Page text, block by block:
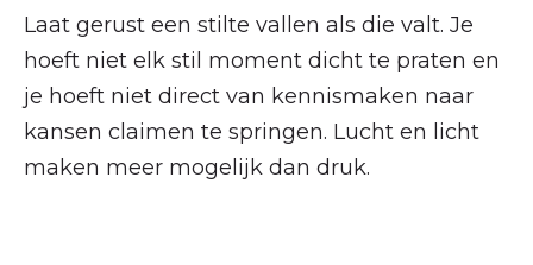
Laat gerust een stilte vallen als die valt. Je
hoeft niet elk stil moment dicht te praten en
je hoeft niet direct van kennismaken naar
kansen claimen te springen. Lucht en licht
maken meer mogelijk dan druk.